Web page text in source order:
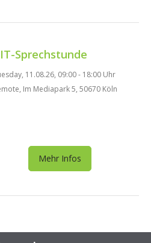
Sprechstunde
11.08.26, 09:00 - 18:00 Uhr
Im Mediapark 5, 50670 Köln
Mehr Infos